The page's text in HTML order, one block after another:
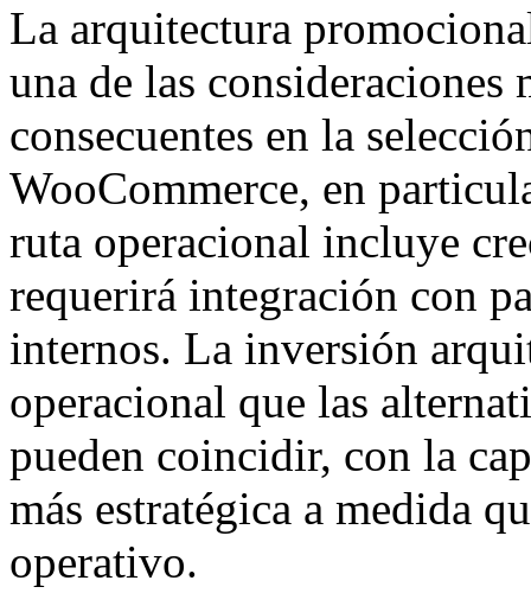
La arquitectura
una de las consideraciones
consecuentes en la
WooCommerce, en
ruta operacional incluye
requerirá integración con
internos. La inversión
operacional que las
pueden coincidir, con la
más estratégica a medida
operativo.